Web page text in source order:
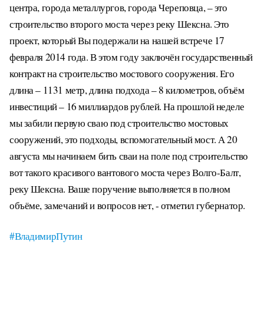
центра, города металлургов, города Череповца, – это
строительство второго моста через реку Шексна. Это
проект, который Вы подержали на нашей встрече 17
февраля 2014 года. В этом году заключён государственный
контракт на строительство мостового сооружения. Его
длина – 1131 метр, длина подхода – 8 километров, объём
инвестиций – 16 миллиардов рублей. На прошлой неделе
мы забили первую сваю под строительство мостовых
сооружений, это подходы, вспомогательный мост. А 20
августа мы начинаем бить сваи на поле под строительство
вот такого красивого вантового моста через Волго-Балт,
реку Шексна. Ваше поручение выполняется в полном
объёме, замечаний и вопросов нет, - отметил губернатор.
#ВладимирПутин